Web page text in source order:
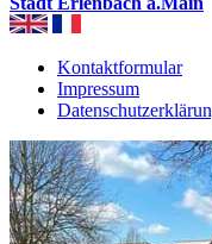
Kontaktformular
Impressum